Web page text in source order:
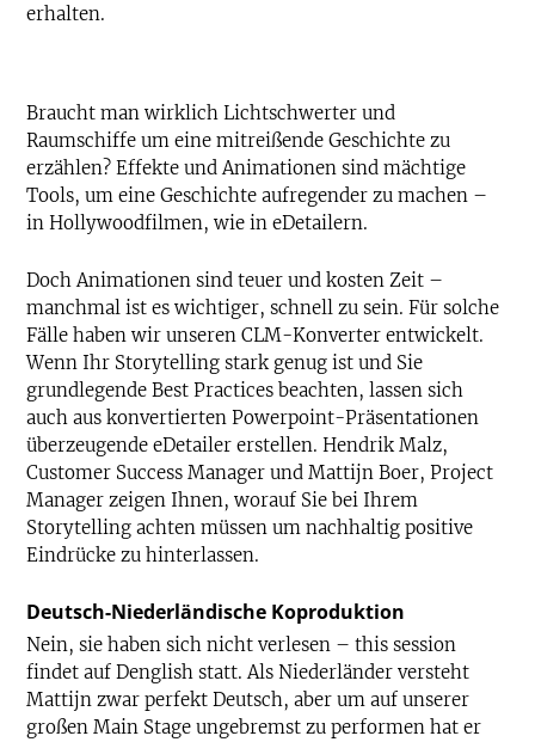
erhalten.
Braucht man wirklich Lichtschwerter und
Raumschiffe um eine mitreißende Geschichte zu
erzählen? Effekte und Animationen sind mächtige
Tools, um eine Geschichte aufregender zu machen –
in Hollywoodfilmen, wie in eDetailern.
Doch Animationen sind teuer und kosten Zeit –
manchmal ist es wichtiger, schnell zu sein. Für solche
Fälle haben wir unseren CLM-Konverter entwickelt.
Wenn Ihr Storytelling stark genug ist und Sie
grundlegende Best Practices beachten, lassen sich
auch aus konvertierten Powerpoint-Präsentationen
überzeugende eDetailer erstellen. Hendrik Malz,
Customer Success Manager und Mattijn Boer, Project
Manager zeigen Ihnen, worauf Sie bei Ihrem
Storytelling achten müssen um nachhaltig positive
Eindrücke zu hinterlassen.
Deutsch-Niederländische Koproduktion
Nein, sie haben sich nicht verlesen – this session
findet auf Denglish statt. Als Niederländer versteht
Mattijn zwar perfekt Deutsch, aber um auf unserer
großen Main Stage ungebremst zu performen hat er